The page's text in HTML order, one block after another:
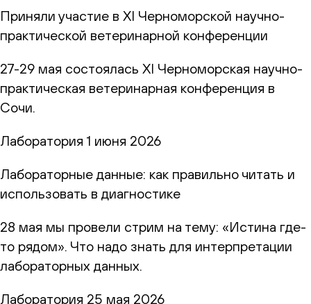
Приняли участие в XI Черноморской научно-
практической ветеринарной конференции
27-29 мая состоялась XI Черноморская научно-
практическая ветеринарная конференция в
Сочи.
Лаборатория 1 июня 2026
Лабораторные данные: как правильно читать и
использовать в диагностике
28 мая мы провели стрим на тему: «Истина где-
то рядом». Что надо знать для интерпретации
лабораторных данных.
Лаборатория 25 мая 2026